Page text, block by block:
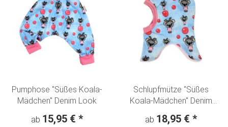
Pumphose "Süßes Koala-
Mädchen" Denim Look
ab 15,95 € *
Schlupfmütze "Süßes
Koala-Mädchen" Denim
ab 18,95 € *